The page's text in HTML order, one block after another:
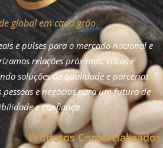
global em cada grão
e pulses para o mercado nacional e
relações próximas, éticas e
soluções de qualidade e parcerias
pessoas e negócios para um futuro de
e confiança
Produtos Comercializados